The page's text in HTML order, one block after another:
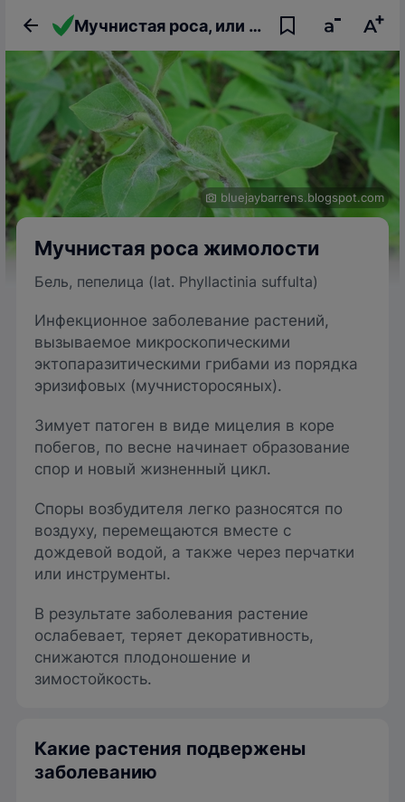
Мучнистая роса, или бель, или пепелица жимолости
bluejaybarrens.blogspot.com
Мучнистая роса жимолости
Бель, пепелица (lat. Phyllactinia suffulta)
Инфекционное заболевание растений,
вызываемое микроскопическими
эктопаразитическими грибами из порядка
эризифовых (мучнисторосяных).
Зимует патоген в виде мицелия в коре
побегов, по весне начинает образование
спор и новый жизненный цикл.
Споры возбудителя легко разносятся по
воздуху, перемещаются вместе с
дождевой водой, а также через перчатки
или инструменты.
В результате заболевания растение
ослабевает, теряет декоративность,
снижаются плодоношение и
зимостойкость.
Какие растения подвержены
заболеванию